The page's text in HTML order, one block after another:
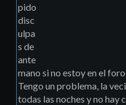
pido
disc
ulpa
s de
ante
mano si no estoy en el
Tengo un problema, la
todas las noches y no hay